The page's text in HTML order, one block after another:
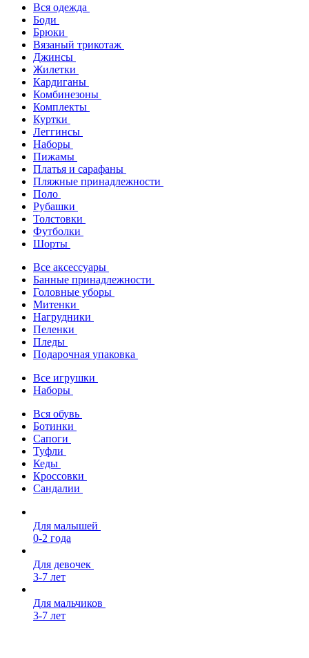
Вся одежда
Боди
Брюки
Вязаный трикотаж
Джинсы
Жилетки
Кардиганы
Комбинезоны
Комплекты
Куртки
Леггинсы
Наборы
Пижамы
Платья и сарафаны
Пляжные принадлежности
Поло
Рубашки
Толстовки
Футболки
Шорты
Все аксессуары
Банные принадлежности
Головные уборы
Митенки
Нагрудники
Пеленки
Пледы
Подарочная упаковка
Все игрушки
Наборы
Вся обувь
Ботинки
Сапоги
Туфли
Кеды
Кроссовки
Сандалии
Для малышей
0-2 года
Для девочек
3-7 лет
Для мальчиков
3-7 лет